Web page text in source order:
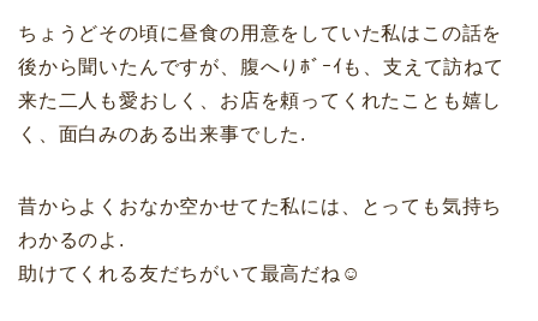
ちょうどその頃に昼食の用意をしていた私はこの話を
後から聞いたんですが、腹へりﾎﾞｰｲも、支えて訪ねて
来た二人も愛おしく、お店を頼ってくれたことも嬉し
く、面白みのある出来事でした.
昔からよくおなか空かせてた私には、とっても気持ち
わかるのよ.
助けてくれる友だちがいて最高だね☺︎